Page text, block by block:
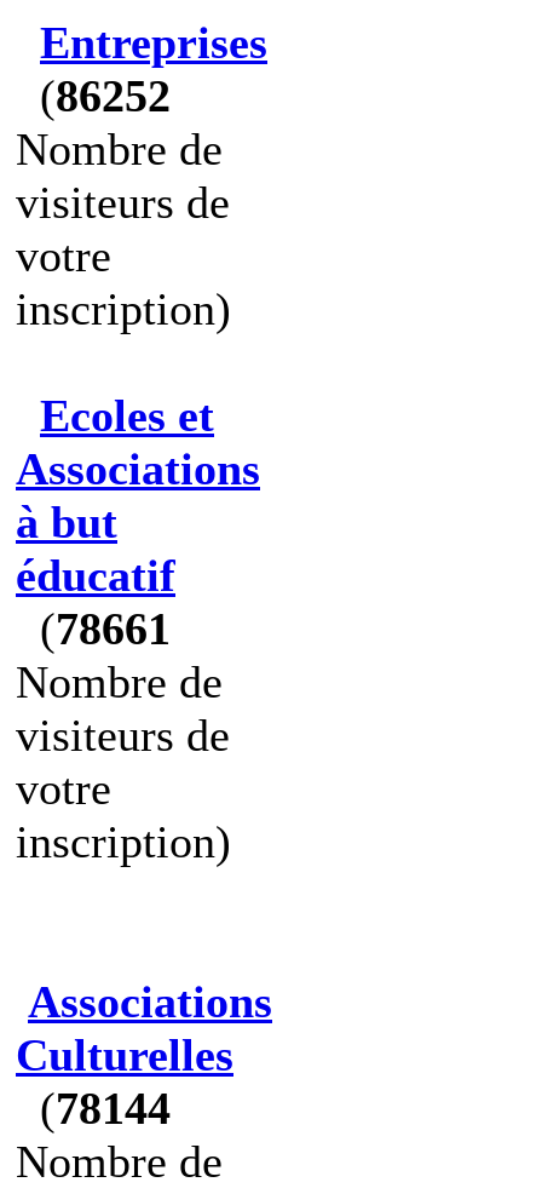
Entreprises
(86252
Nombre de
visiteurs de
votre
inscription)
Ecoles et
Associations
à but
éducatif
(78661
Nombre de
visiteurs de
votre
inscription)
Associations
Culturelles
(78144
Nombre de